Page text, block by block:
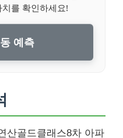
를 확인하세요!
예측
산골드클래스8차 아파